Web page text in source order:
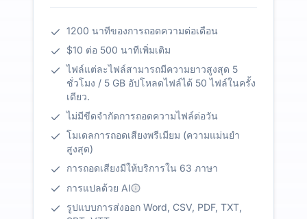
1200 นาทีของการถอดความต่อเดือน
$10 ต่อ 500 นาทีเพิ่มเติม
ไฟล์แต่ละไฟล์สามารถมีความยาวสูงสุด 5
ชั่วโมง / 5 GB อัปโหลดไฟล์ได้ 50 ไฟล์ในครั้ง
เดียว.
ไม่มีขีดจำกัดการถอดความไฟล์ต่อวัน
โมเดลการถอดเสียงพรีเมียม (ความแม่นยำ
สูงสุด)
การถอดเสียงมีให้บริการใน 63 ภาษา
การแปลด้วย AI
รูปแบบการส่งออก Word, CSV, PDF, TXT,